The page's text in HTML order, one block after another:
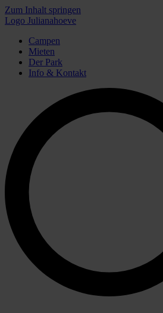
Zum Inhalt springen
Logo Julianahoeve
Campen
Mieten
Der Park
Info & Kontakt